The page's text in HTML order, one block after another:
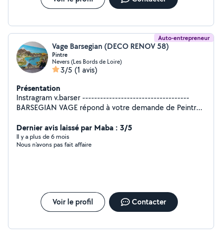
Auto-entrepreneur
Vage Barsegian (DECO RENOV 58)
Pintre
Nevers (Les Bords de Loire)
3/5 (1 avis)
Présentation
Instragram v.barser ֊֊֊֊֊֊֊֊֊֊֊֊֊֊֊֊֊֊֊֊֊֊֊֊֊֊֊֊֊֊֊֊֊֊֊֊
BARSEGIAN VAGE répond à votre demande de Peintre
accompagner dans vos projets de Peinture intérieur,
Peinture extérieure (façade, balcon...), Papier peint,
Peinture décorative. Entrez en contact avec
Dernier avis laissé par Maba : 3/5
Il y a plus de 6 mois
Nous n'avons pas fait affaire
Voir le profil Contacter